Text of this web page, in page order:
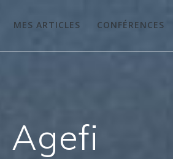
MES ARTICLES CONFÉRENCES
Agefi